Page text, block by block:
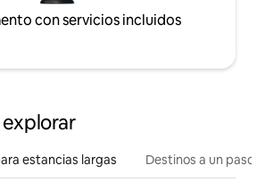
con servicios incluidos
estancias largas Destinos a un